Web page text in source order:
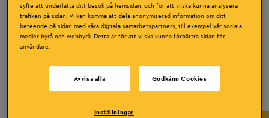
Strikt nödvändiga cookies
Dessa cookies är nödvändiga för att webbplatsen ska fungera
och kan inte stängas av i våra system. De används vanligtvis
tjänstebegäran, till exempel när du ställer in personliga
preferenser, loggar in eller fyller i ett formulär. Du kan ställa in så
syfte att underlätta ditt besök på hemsidan, och för att vi ska kunna analysera
trafiken på sidan. Vi kan komma att dela anonymiserad information om ditt
beteende på sidan med våra digitala samarbetspartners, till exempel vår sociala
medier-byrå och webbyrå. Detta är för att vi ska kunna förbättra sidan för
användare.
Avvisa alla Godkänn Cookies
Inställningar